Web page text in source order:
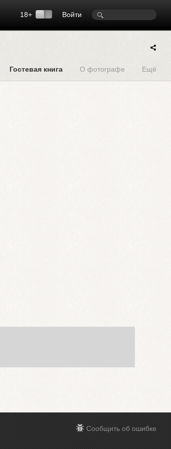
Войти
18+
Гостевая книга О фотографе Ещё
Сообщить об ошибке